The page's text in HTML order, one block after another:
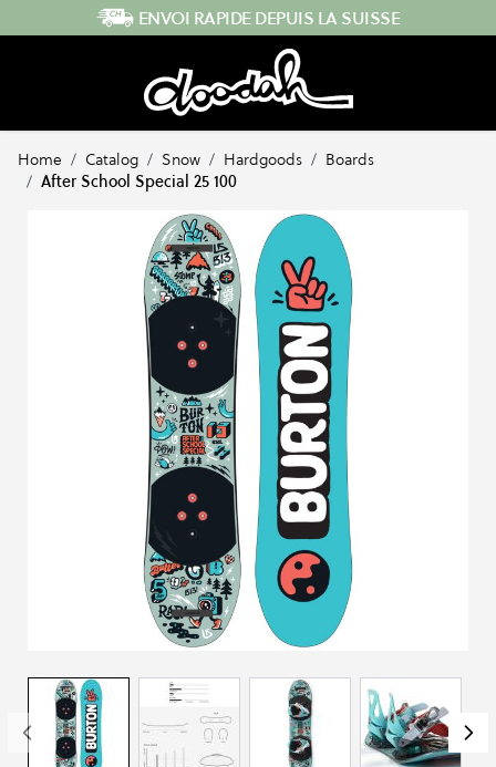
Skip to Content ENVOI RAPIDE DEPUIS LA SUISSE
Home / Catalog / Snow / Hardgoods / Boards
/ After School Special 25 100